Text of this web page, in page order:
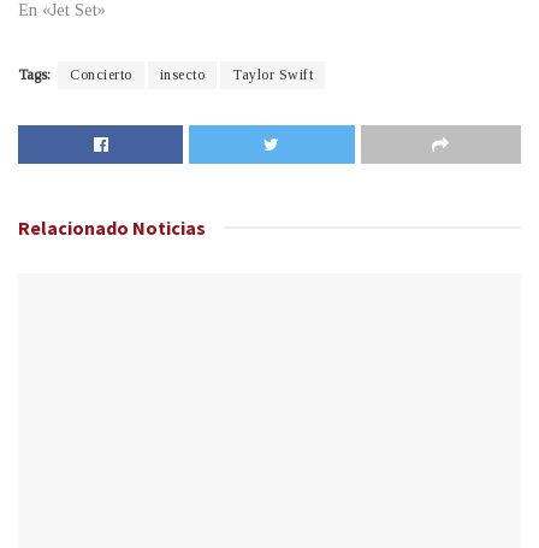
En «Jet Set»
Tags: Concierto insecto Taylor Swift
Relacionado Noticias